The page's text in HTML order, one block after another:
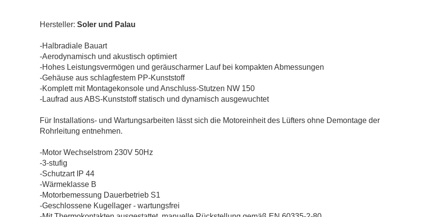
Hersteller: Soler und Palau
-Halbradiale Bauart
-Aerodynamisch und akustisch optimiert
-Hohes Leistungsvermögen und geräuscharmer Lauf bei kompakten Abmessungen
-Gehäuse aus schlagfestem PP-Kunststoff
-Komplett mit Montagekonsole und Anschluss-Stutzen NW 150
-Laufrad aus ABS-Kunststoff statisch und dynamisch ausgewuchtet
Für Installations- und Wartungsarbeiten lässt sich die Motoreinheit des Lüfters ohne Demontage der
Rohrleitung entnehmen.
-Motor Wechselstrom 230V 50Hz
-3-stufig
-Schutzart IP 44
-Wärmeklasse B
-Motorbemessung Dauerbetrieb S1
-Geschlossene Kugellager - wartungsfrei